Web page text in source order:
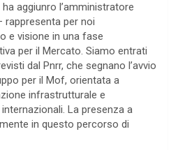
aggiunro l’amministratore
rappresenta per noi
e visione in una fase
per il Mercato. Siamo entrati
dal Pnrr, che segnano l’avvio
per il Mof, orientata a
infrastrutturale e
La presenza a
in questo percorso di